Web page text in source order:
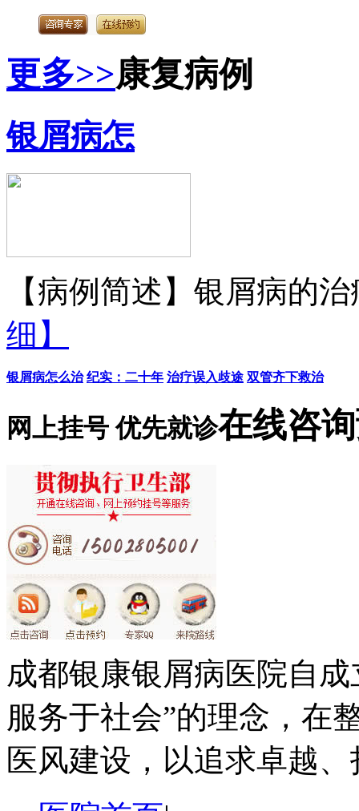
更多>>康复病例
银屑病怎
【病例简述】银屑病的
细】
银屑病怎么治 纪实：二十年 治疗误入歧途 双管齐下救治
网上挂号 优先就诊在线咨
成都银康银屑病医院自
服务于社会”的理念，在
医风建设，以追求卓越